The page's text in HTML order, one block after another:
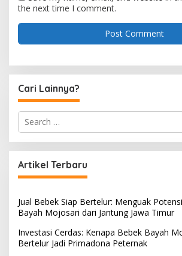
the next time I comment.
Cari Lainnya?
S
r
c
h
f
r
:
Artikel Terbaru
Jual Bebek Siap Bertelur: Menguak
Bayah Mojosari dari Jantung Jawa Timur
Investasi Cerdas: Kenapa Bebek Bayah
Bertelur Jadi Primadona Peternak